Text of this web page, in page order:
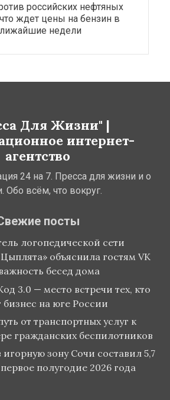
российских нефтяных
что ждет цены на бензин в
недели
Для Жизни" |
интернет-
агентство
24 на 7. Пресса для жизни и о
Обо всём, что вокруг.
посты
логопедической сети
объяснила гостям VK
бесед дома
3.0 — место встречи тех, кто
бизнес на юге России
от транспортных услуг к
гражданских беспилотников
игорную зону Сочи составил 5,7
полугодие 2026 года